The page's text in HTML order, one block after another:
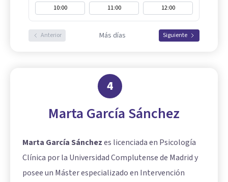
10:00
11:00 12:00
Anterior Más días Siguiente
4
Marta García Sánchez
Marta García Sánchezes licenciada en Psicología
Clínica por la Universidad Complutense de Madrid y
posee un Máster especializado en Intervención